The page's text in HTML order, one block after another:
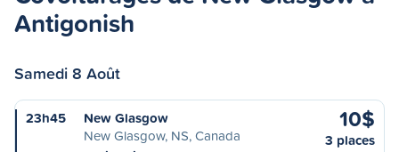
Antigonish
Samedi 8 Août
23h45
New Glasgow
New Glasgow, NS, Canada
10$
3 places